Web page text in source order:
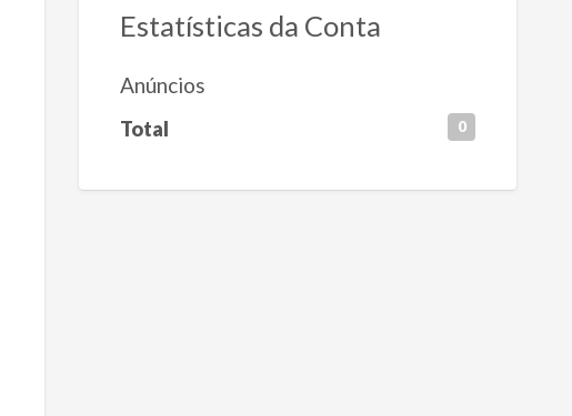
Estatísticas da Conta
Anúncios
Total 0